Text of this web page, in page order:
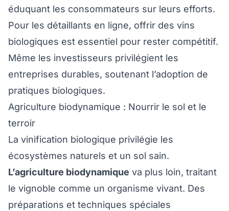
éduquant les consommateurs sur leurs efforts.
Pour les détaillants en ligne, offrir des vins
biologiques est essentiel pour rester compétitif.
Même les investisseurs privilégient les
entreprises durables, soutenant l’adoption de
pratiques biologiques.
Agriculture biodynamique : Nourrir le sol et le
terroir
La vinification biologique privilégie les
écosystèmes naturels et un sol sain.
L’agriculture biodynamique va plus loin, traitant
le vignoble comme un organisme vivant. Des
préparations et techniques spéciales